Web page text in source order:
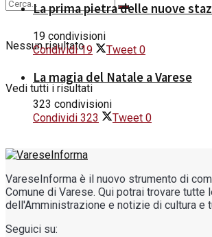
Nessun risultato
Vedi tutti i risultati
La prima pietra delle nuove
19 condivisioni
Condividi 19 Tweet 0
La magia del Natale a Varese
323 condivisioni
Condividi 323 Tweet 0
VareseInforma è il nuovo strumento di
Comune di Varese. Qui potrai trovare tutte
dell'Amministrazione e notizie di cultura e
Seguici su: